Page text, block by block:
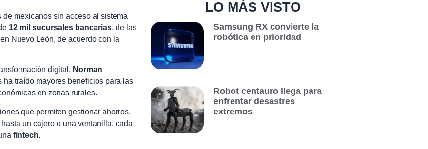
mexicanos sin acceso al sistema
12 mil sucursales bancarias, de las
Nuevo León, de acuerdo con la
digital, Norman
ha traído mayores beneficios para las
en zonas rurales.
que permiten gestionar ahorros,
un cajero o una ventanilla, cada
fintech.
LO MÁS VISTO
Samsung RX convierte la
robótica en prioridad
Robot centauro llega para
enfrentar desastres
extremos